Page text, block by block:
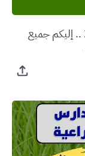
يهم كل المقبلين على مباراة التعاقد 2019 .. إليكم جميع